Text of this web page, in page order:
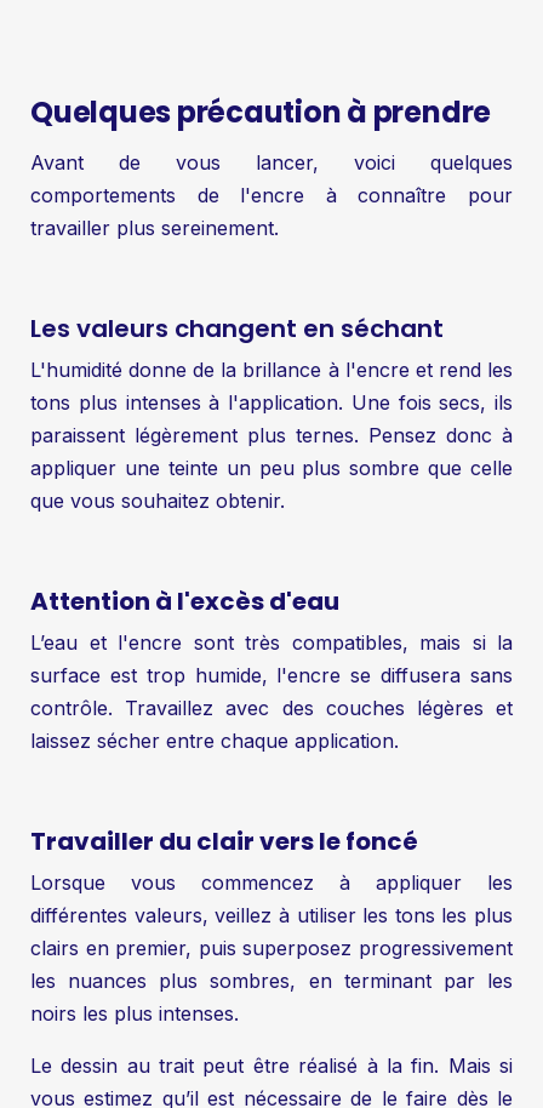
Quelques précaution à prendre
Avant de vous lancer, voici quelques
comportements de l'encre à connaître pour
travailler plus sereinement.
Les valeurs changent en séchant
L'humidité donne de la brillance à l'encre et rend les
tons plus intenses à l'application. Une fois secs, ils
paraissent légèrement plus ternes. Pensez donc à
appliquer une teinte un peu plus sombre que celle
que vous souhaitez obtenir.
Attention à l'excès d'eau
L’eau et l'encre sont très compatibles, mais si la
surface est trop humide, l'encre se diffusera sans
contrôle. Travaillez avec des couches légères et
laissez sécher entre chaque application.
Travailler du clair vers le foncé
Lorsque vous commencez à appliquer les
différentes valeurs, veillez à utiliser les tons les plus
clairs en premier, puis superposez progressivement
les nuances plus sombres, en terminant par les
noirs les plus intenses.
Le dessin au trait peut être réalisé à la fin. Mais si
vous estimez qu’il est nécessaire de le faire dès le